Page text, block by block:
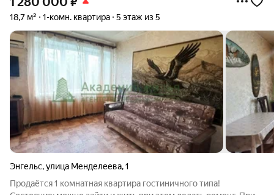
18,7 м² 1-комн. квартира 5 этаж из 5
Энгельс,улица Менделеева,1
Продаётся 1 комнатная квартира гостиничного типа!